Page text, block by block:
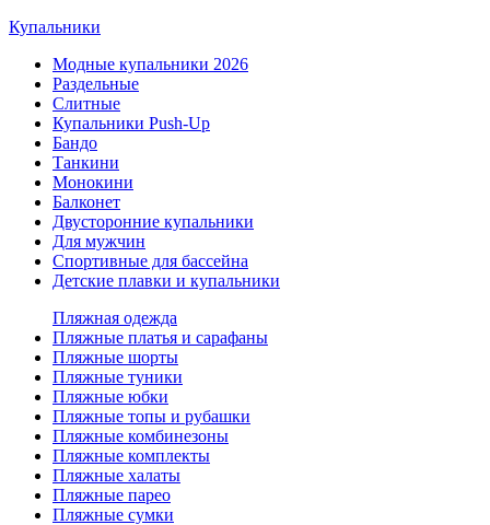
Купальники
Модные купальники 2026
Раздельные
Слитные
Купальники Push-Up
Бандо
Танкини
Монокини
Балконет
Двусторонние купальники
Для мужчин
Спортивные для бассейна
Детские плавки и купальники
Пляжная одежда
Пляжные платья и сарафаны
Пляжные шорты
Пляжные туники
Пляжные юбки
Пляжные топы и рубашки
Пляжные комбинезоны
Пляжные комплекты
Пляжные халаты
Пляжные парео
Пляжные сумки